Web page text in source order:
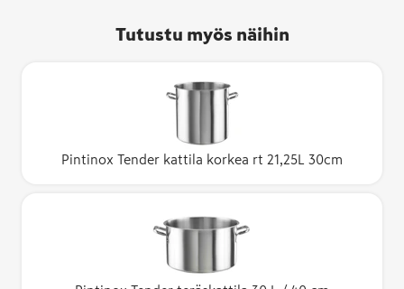
Tutustu myös näihin
Pintinox Tender kattila korkea rt 21,25L 30cm